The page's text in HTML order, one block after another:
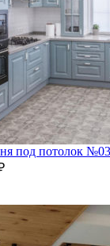
под потолок №03